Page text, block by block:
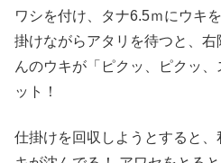
ワシを付け、タナ6.5ｍにウキ
掛けながらアタリを待つと、
んのウキが「ピクッ、ピクッ
ット！
仕掛けを回収しようとすると